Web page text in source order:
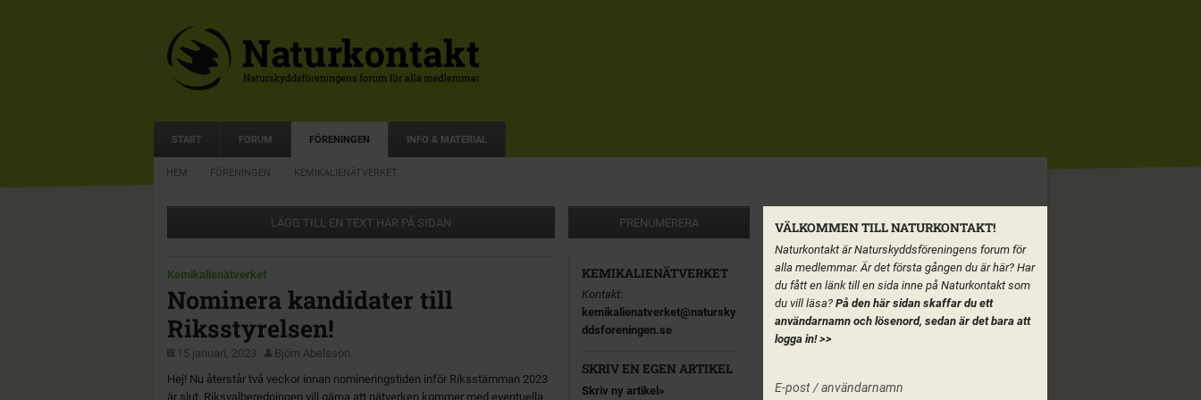
START FORUM FÖRENINGEN INFO & MATERIAL
HEM FÖRENINGEN KEMIKALIENÄTVERKET
LÄGG TILL EN TEXT HÄR PÅ SIDAN
Kemikalienätverket
Nominera kandidater till
Riksstyrelsen!
15 januari, 2023
Björn Abelsson
Hej! Nu återstår två veckor innan nomineringstiden inför Riksstämman 2023
är slut. Riksvalberedningen vill gärna att nätverken kommer med eventuella
PRENUMERERA
KEMIKALIENÄTVERKET
Kontakt:
kemikalienatverket@natursky
ddsforeningen.se
SKRIV EN EGEN ARTIKEL
Skriv ny artikel
VÄLKOMMEN TILL NATURKONTAKT!
Naturkontakt är Naturskyddsföreningens forum för
alla medlemmar. Är det första gången du är här? Har
du fått en länk till en sida inne på Naturkontakt som
du vill läsa? På den här sidan skaffar du ett
användarnamn och lösenord, sedan är det bara att
logga in!>>
E-post / användarnamn